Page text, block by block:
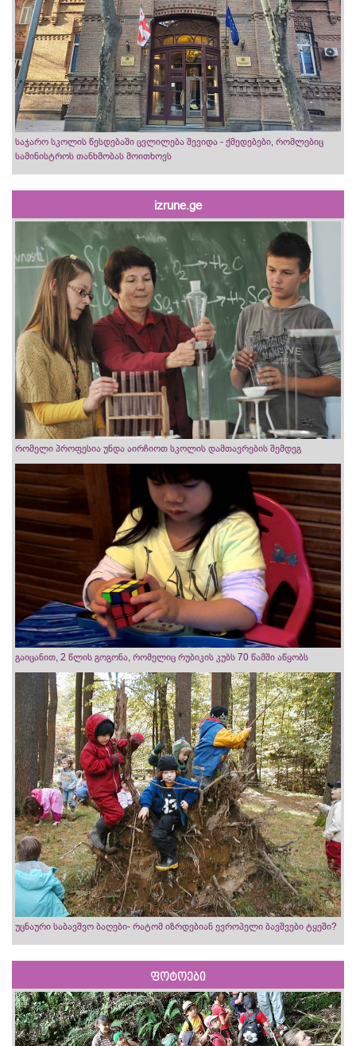
საჯარო სკოლის წესდებაში ცვლილება შევიდა - ქმედებები, რომლებიც
სამინისტროს თანხმობას მოითხოვს
izrune.ge
რომელი პროფესია უნდა აირჩიოთ სკოლის დამთავრების შემდეგ
გაიცანით, 2 წლის გოგონა, რომელიც რუბიკის კუბს 70 წამში აწყობს
უცნაური საბავშვო ბაღები- რატომ იზრდებიან ევროპელი ბავშვები ტყეში?
ფოტოები